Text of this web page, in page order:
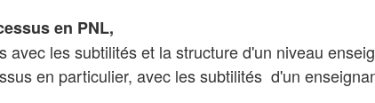
en PNL,
avec les subtilités et la structure d'un niveau
en particulier, avec les subtilités d'un